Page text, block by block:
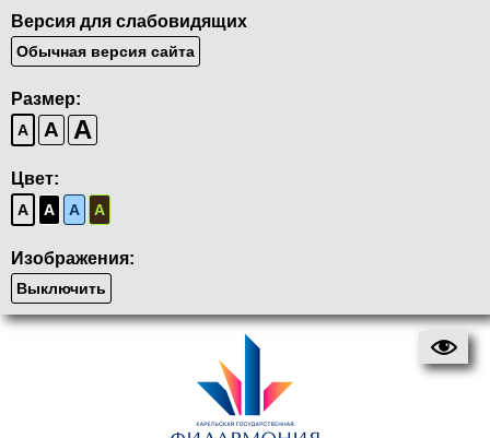
Версия для слабовидящих
Обычная версия сайта
Размер:
A A A
Цвет:
A A A A
Изображения:
Выключить